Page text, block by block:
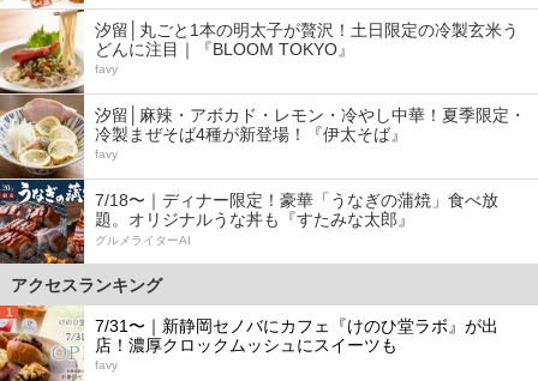
汐留│丸ごと1本の明太子が贅沢！土日限定の冷製玄米う
どんに注目｜『BLOOM TOKYO』
favy
汐留│麻辣・アボカド・レモン・冷やし中華！夏季限定・
冷製まぜそば4種が新登場！『伊太そば』
favy
7/18〜｜ディナー限定！豪華「うなぎの蒲焼」食べ放
題。オリジナルうな丼も『すたみな太郎』
グルメライターAI
アクセスランキング
1
7/31〜｜新静岡セノバにカフェ『けのひ堂ラボ』が出
店！濃厚クロックムッシュにスイーツも
favy